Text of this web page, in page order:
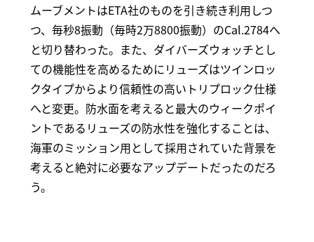
ムーブメントはETA社のものを引き続き利用しつ
つ、毎秒8振動（毎時2万8800振動）のCal.2784へ
と切り替わった。また、ダイバーズウォッチとし
ての機能性を高めるためにリューズはツインロッ
クタイプからより信頼性の高いトリプロック仕様
へと変更。防水面を考えると最大のウィークポイ
ントであるリューズの防水性を強化することは、
海軍のミッション用として採用されていた背景を
考えると絶対に必要なアップデートだったのだろ
う。